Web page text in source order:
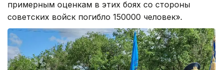
примерным оценкам в этих боях со стороны
советских войск погибло 150000 человек».